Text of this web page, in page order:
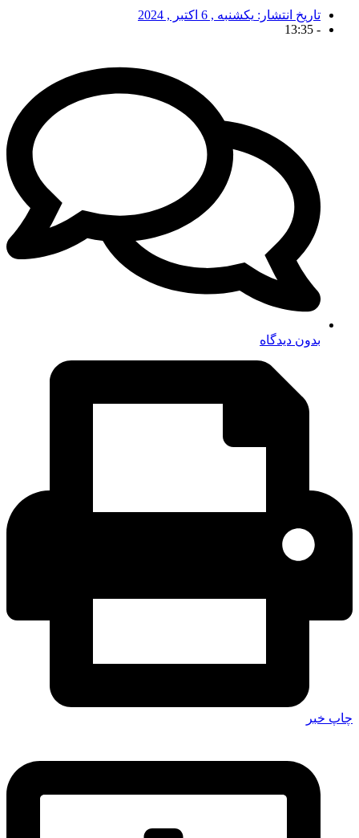
تاریخ انتشار: یکشنبه , 6 اکتبر , 2024
-
13:35
بدون دیدگاه
چاپ خبر